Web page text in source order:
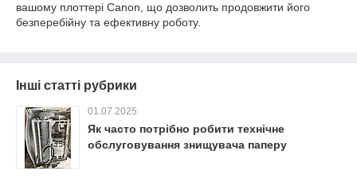
вашому плоттері Canon, що дозволить продовжити його
безперебійну та ефективну роботу.
Інші статті рубрики
01.07.2025
Як часто потрібно робити технічне
обслуговування знищувача паперу